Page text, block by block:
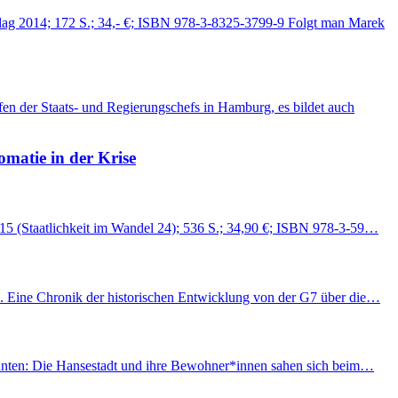
2014; 172 S.; 34,- €; ISBN 978-3-8325-3799-9 Folgt man Marek
der Staats- und Regierungschefs in Hamburg, es bildet auch
in der Krise
(Staatlichkeit im Wandel 24); 536 S.; 34,90 €; ISBN 978-3-59…
Eine Chronik der historischen Entwicklung von der G7 über die…
Die Hansestadt und ihre Bewohner*innen sahen sich beim…